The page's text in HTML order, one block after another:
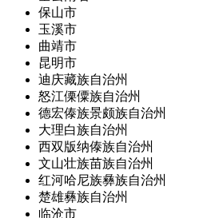
保山市
玉溪市
曲靖市
昆明市
迪庆藏族自治州
怒江傈僳族自治州
德宏傣族景颇族自治州
大理白族自治州
西双版纳傣族自治州
文山壮族苗族自治州
红河哈尼族彝族自治州
楚雄彝族自治州
临沧市